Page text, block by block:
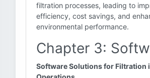
filtration processes, leading to
efficiency, cost savings, and
environmental performance.
Chapter 3:
Software Solutions for Filtration